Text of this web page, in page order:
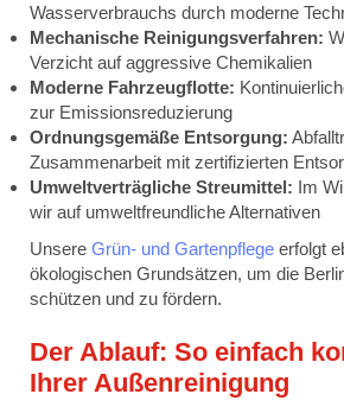
Wasserverbrauchs durch moderne
Mechanische Reinigungsverfahren:
Verzicht auf aggressive Chemikalien
Moderne Fahrzeugflotte:
zur Emissionsreduzierung
Ordnungsgemäße Entsorgung:
Zusammenarbeit mit zertifizierten
Umweltverträgliche Streumittel: Im
wir auf umweltfreundliche Alternativen
Unsere Grün- und Gartenpflege erfolgt
ökologischen Grundsätzen, um die
schützen und zu fördern.
Der Ablauf: So einfach
Ihrer Außenreinigung